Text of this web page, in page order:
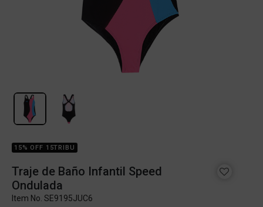
15% OFF 15TRIBU
Traje de Baño Infantil Speed
Ondulada
Item No. SE9195JUC6